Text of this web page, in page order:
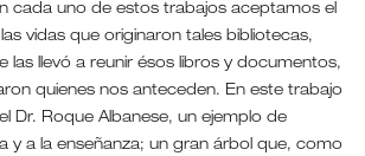
cada uno de estos trabajos aceptamos el
vidas que originaron tales bibliotecas,
las llevó a reunir ésos libros y documentos,
quienes nos anteceden. En este trabajo
Dr. Roque Albanese, un ejemplo de
y a la enseñanza; un gran árbol que, como